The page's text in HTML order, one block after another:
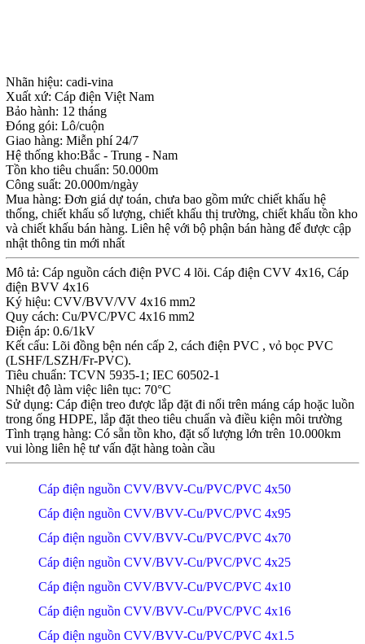
Nhãn hiệu: cadi-vina
Xuất xứ: Cáp điện Việt Nam
Bảo hành: 12 tháng
Đóng gói: Lô/cuộn
Giao hàng: Miễn phí 24/7
Hệ thống kho:Bắc - Trung - Nam
Tồn kho tiêu chuẩn: 50.000m
Công suất: 20.000m/ngày
Mua hàng: Đơn giá dự toán, chưa bao gồm mức chiết khấu hệ
thống, chiết khấu số lượng, chiết khấu thị trường, chiết khấu tồn kho
và chiết khấu bán hàng. Liên hệ với bộ phận bán hàng để được cập
nhật thông tin mới nhất
Mô tả: Cáp nguồn cách điện PVC 4 lõi. Cáp điện CVV 4x16, Cáp
điện BVV 4x16
Ký hiệu: CVV/BVV/VV 4x16 mm2
Quy cách: Cu/PVC/PVC 4x16 mm2
Điện áp: 0.6/1kV
Kết cấu: Lõi đồng bện nén cấp 2, cách điện PVC , vỏ bọc PVC
(LSHF/LSZH/Fr-PVC).
Tiêu chuẩn: TCVN 5935-1; IEC 60502-1
Nhiệt độ làm việc liên tục: 70°C
Sử dụng: Cáp điện treo được lắp đặt đi nổi trên máng cáp hoặc luồn
trong ống HDPE, lắp đặt theo tiêu chuẩn và điều kiện môi trường
Tình trạng hàng: Có sẵn tồn kho, đặt số lượng lớn trên 10.000km
vui lòng liên hệ tư vấn đặt hàng toàn cầu
Cáp điện nguồn CVV/BVV-Cu/PVC/PVC 4x50
Cáp điện nguồn CVV/BVV-Cu/PVC/PVC 4x95
Cáp điện nguồn CVV/BVV-Cu/PVC/PVC 4x70
Cáp điện nguồn CVV/BVV-Cu/PVC/PVC 4x25
Cáp điện nguồn CVV/BVV-Cu/PVC/PVC 4x10
Cáp điện nguồn CVV/BVV-Cu/PVC/PVC 4x16
Cáp điện nguồn CVV/BVV-Cu/PVC/PVC 4x1.5